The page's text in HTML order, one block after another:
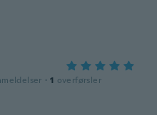
· 1 overførsler